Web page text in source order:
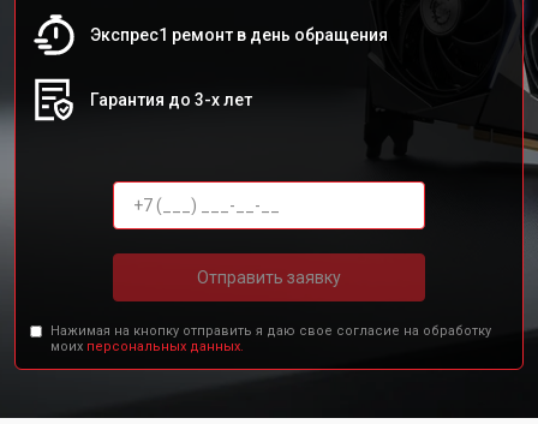
Экспрес1 ремонт в день обращения
Гарантия до 3-х лет
Отправить заявку
Нажимая на кнопку отправить я даю свое согласие на обработку
моих персональных данных.